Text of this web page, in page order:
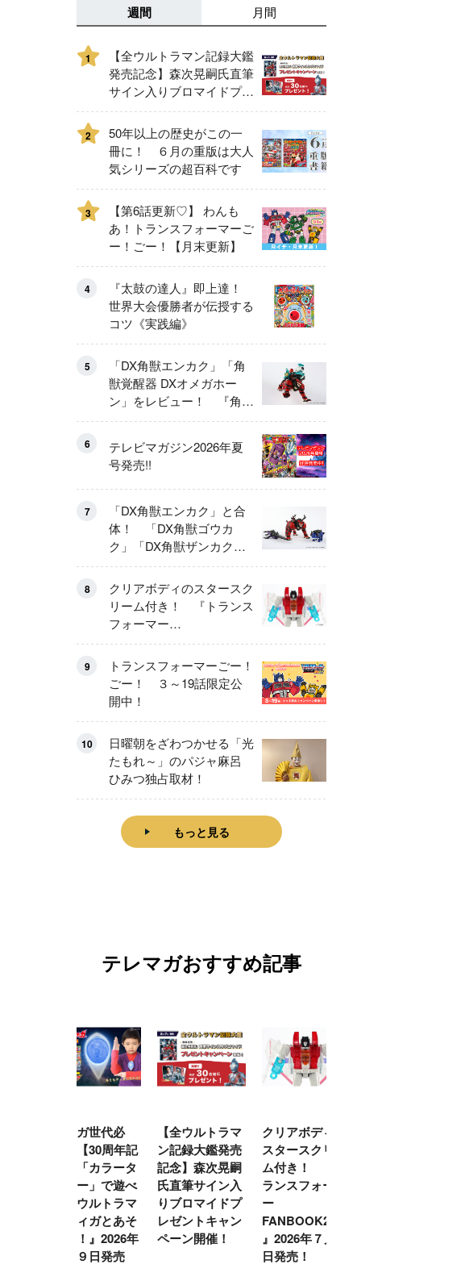
週間 月間
1
【全ウルトラマン記録大鑑
発売記念】森次晃嗣氏直筆
サイン入りブロマイドプレ
ゼントキャンペーン開催！
2
50年以上の歴史がこの一
冊に！ ６月の重版は大人
気シリーズの超百科です
3
【第6話更新♡】 わんも
あ！トランスフォーマーご
ー！ごー！【月末更新】
4
『太鼓の達人』即上達！
世界大会優勝者が伝授する
コツ《実践編》
5
「DX角獣エンカク」「角
獣覚醒器 DXオメガホー
ン」をレビュー！ 『角醒
ハンター オメガホーン』
6
テレビマガジン2026年夏
号発売!!
7
「DX角獣エンカク」と合
体！ 「DX角獣ゴウカ
ク」「DX角獣ザンカク」
をレビュー！
8
クリアボディのスタースク
リーム付き！ 『トランス
フォーマー
FANBOOK2026』2026年
７月31日発売！
9
トランスフォーマーごー！
ごー！ ３～19話限定公
開中！
10
日曜朝をざわつかせる「光
たもれ～」のパジャ麻呂
ひみつ独占取材！
もっと見る
テレマガおすすめ記事
ティガ世代必
見！【30周年記
念】「カラータ
イマー」で遊べ
る『ウルトラマ
ンティガとあそ
ぼう！』2026年
７月９日発売
【全ウルトラマ
ン記録大鑑発売
記念】森次晃嗣
氏直筆サイン入
りブロマイドプ
レゼントキャン
ペーン開催！
クリアボディの
スタースクリー
ム付き！ 『ト
ランスフォーマ
ー
FANBOOK2026
』2026年７月31
日発売！